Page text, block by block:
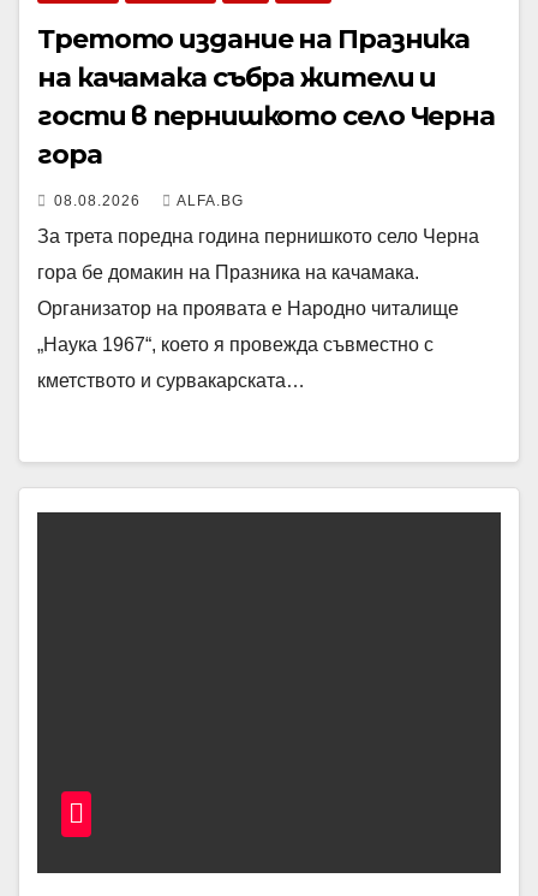
Третото издание на Празника
на качамака събра жители и
гости в пернишкото село Черна
гора
08.08.2026 ALFA.BG
За трета поредна година пернишкото село Черна
гора бе домакин на Празника на качамака.
Организатор на проявата е Народно читалище
„Наука 1967“, което я провежда съвместно с
кметството и сурвакарската…